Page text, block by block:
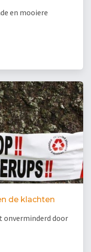
en mooiere
de klachten
onverminderd door